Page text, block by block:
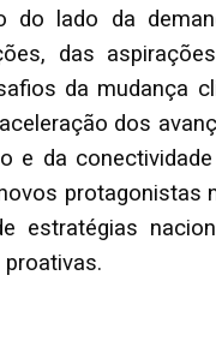
do lado da
das
da mudança
dos
e da
protagonistas
estratégias